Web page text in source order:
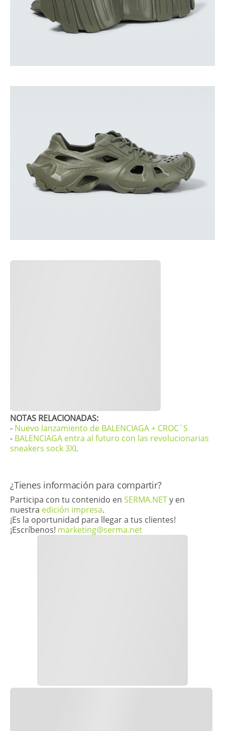
​NOTAS RELACIONADAS:
- Nuevo lanzamiento de BALENCIAGA + CROC´S
- BALENCIAGA entra al futuro con las revolucionarias
sneakers sock 3XL
¿Tienes información para compartir?
Participa con tu contenido en SERMA.NETy en
nuestra edición impresa.
¡Es la oportunidad para llegar a tus clientes!
¡Escríbenos! marketing@serma.net